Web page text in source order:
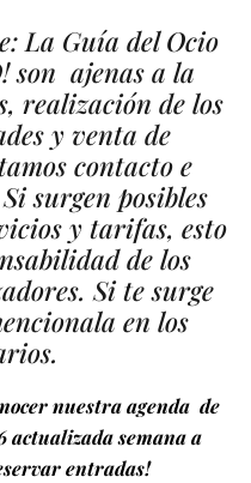
La Guía del Ocio
son ajenas a la
realización de los
y venta de
contacto e
Si surgen posibles
y tarifas, esto
de los
Si te surge
en los
nuestra agenda de
actualizada semana a
entradas!